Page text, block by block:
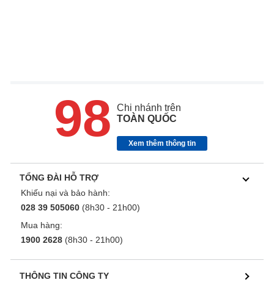
98
Chi nhánh trên
TOÀN QUỐC
Xem thêm thông tin
TỔNG ĐÀI HỖ TRỢ
Khiếu nại và bảo hành:
028 39 505060 (8h30 - 21h00)
Mua hàng:
1900 2628 (8h30 - 21h00)
THÔNG TIN CÔNG TY